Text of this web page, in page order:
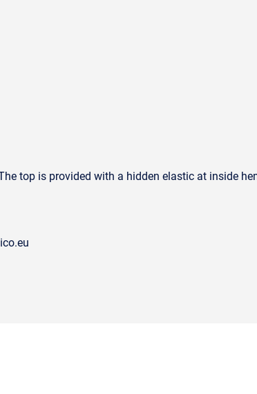
top is provided with a hidden elastic at inside